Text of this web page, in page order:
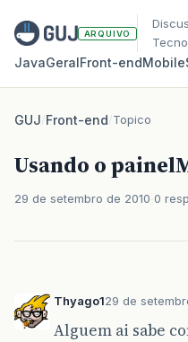
ARQUIVO
JavaGeralFront‑endMobile
GUJ/Front-end/Topico
Usando o
29 de setembro de 2010 0
Thyago129 de
Alguem ai sabe